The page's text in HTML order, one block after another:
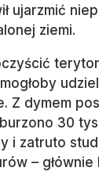
ujarzmić
ziemi.
Z dymem
30
i zatruto
–